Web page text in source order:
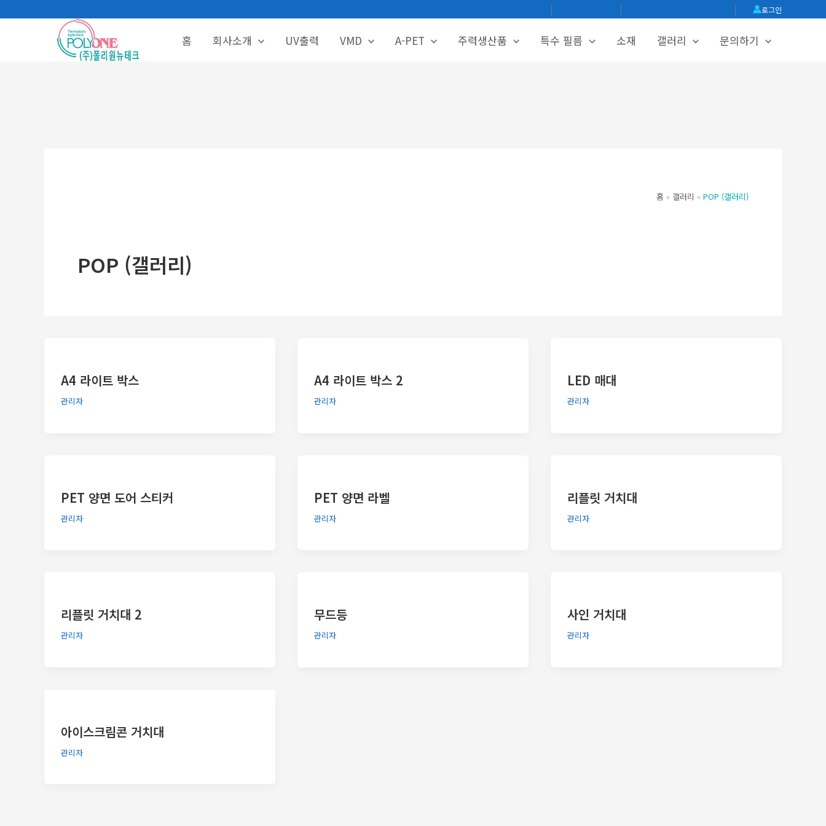
│ │ │ 로그인
홈 회사소개 UV출력 VMD A-PET 주력생산품 특수 필름 소재 갤러리 문의하기
홈 갤러리 POP (갤러리)
POP (갤러리)
A4 라이트 박스
관리자
A4 라이트 박스 2
관리자
LED 매대
관리자
PET 양면 도어 스티커
관리자
PET 양면 라벨
관리자
리플릿 거치대
관리자
리플릿 거치대 2
관리자
무드등
관리자
사인 거치대
관리자
아이스크림콘 거치대
관리자